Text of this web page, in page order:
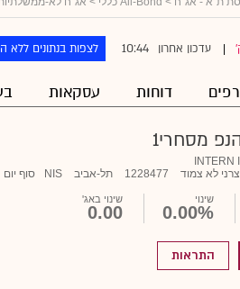
עדכון אחרון 10:44 לצפות בנתונים ללא
דוחות עסקאות
מסחרי1
INTERN
לא צמוד
1228477 תל-אביב NIS סוף יום
שינוי
0.00%
שינוי באג'
0.00
התראות